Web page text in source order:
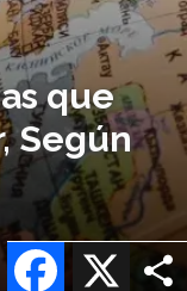
que
Según
X
Facebook